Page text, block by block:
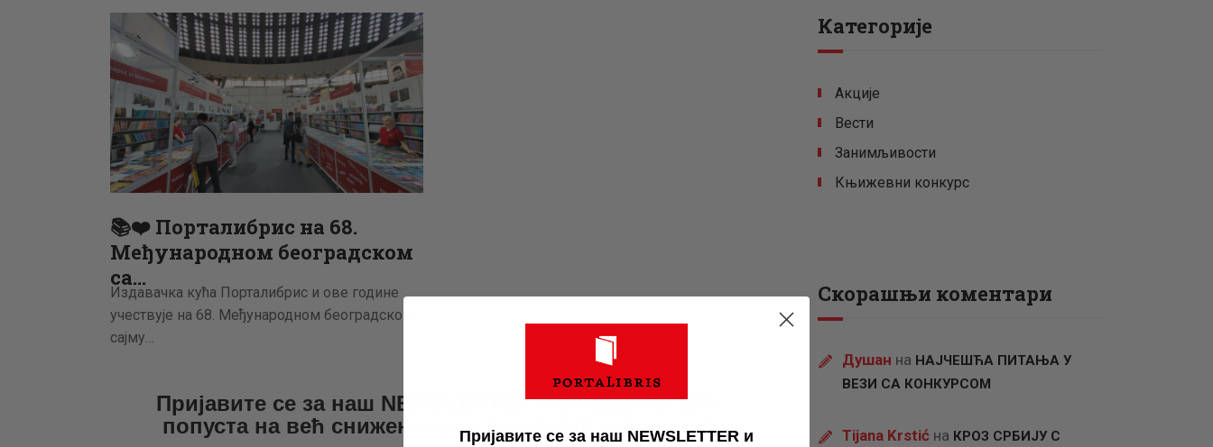
📚❤️ Порталибрис на 68.
Међународном београдском
са…
Издавачка кућа Порталибрис и ове године
учествује на 68. Међународном београдском
сајму…
Пријавите се за наш NEWSLETTER и остварите 15%
попуста на већ снижене цене при првој куповини!
Категорије
Акције
Вести
Занимљивости
Књижевни конкурс
Скорашњи коментари
Душан на НАЈЧЕШЋА ПИТАЊА У
ВЕЗИ СА КОНКУРСОМ
Tijana Krstić на КРОЗ СРБИЈУ С
Пријавите се за наш NEWSLETTER и